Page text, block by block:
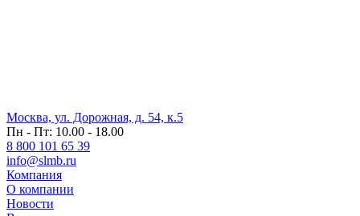
Москва, ул. Дорожная, д. 54, к.5
Пн - Пт: 10.00 - 18.00
8 800 101 65 39
info@slmb.ru
Компания
О компании
Новости